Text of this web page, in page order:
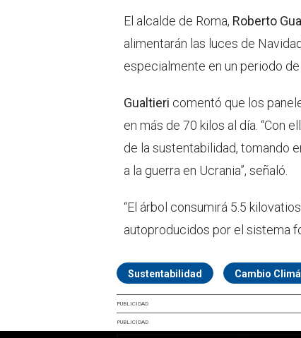
El alcalde de Roma, Roberto
alimentarán las luces de
especialmente en un periodo
Gualtieri comentó que los
en más de 70 kilos al día. “Con
de la sustentabilidad, tomando
a la guerra en Ucrania”, señaló.
“El árbol consumirá 5.5
autoproducidos por el sistema
Sustentabilidad Cambio
PUBLICIDAD
PUBLICIDAD